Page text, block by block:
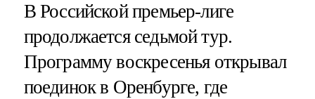
В Российской премьер-лиге
продолжается седьмой тур.
Программу воскресенья открывал
поединок в Оренбурге, где